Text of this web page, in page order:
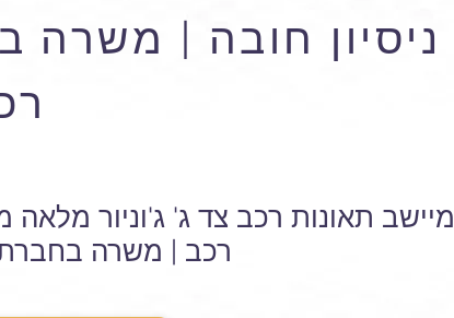
ניסיון חובה | משרה
מיישב תאונות רכב צד ג' ג'וניור
רכב | משרה בחברת